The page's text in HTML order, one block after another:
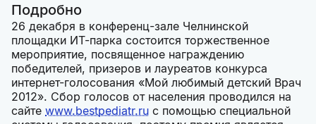
Подробно
26 декабря в конференц-зале Челнинской
площадки ИТ-парка состоится торжественное
мероприятие, посвященное награждению
победителей, призеров и лауреатов конкурса
интернет-голосования «Мой любимый детский Врач
2012». Сбор голосов от населения проводился на
сайте www.bestpediatr.ru с помощью специальной